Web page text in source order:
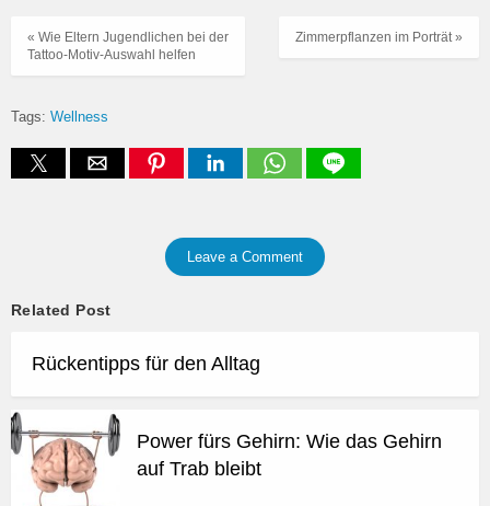
Zimmerpflanzen im Porträt »
« Wie Eltern Jugendlichen bei der
Tattoo-Motiv-Auswahl helfen
Tags: Wellness
Leave a Comment
Related Post
Rückentipps für den Alltag
Power fürs Gehirn: Wie das Gehirn
auf Trab bleibt